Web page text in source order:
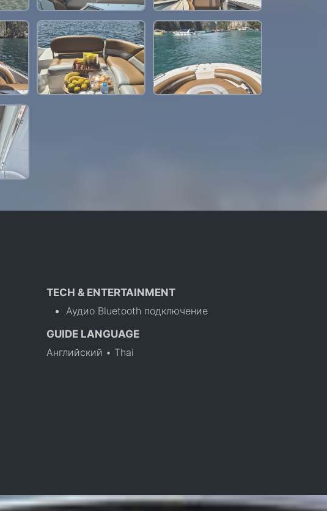
TECH & ENTERTAINMENT
Аудио Bluetooth подключение
GUIDE LANGUAGE
Английский • Thai